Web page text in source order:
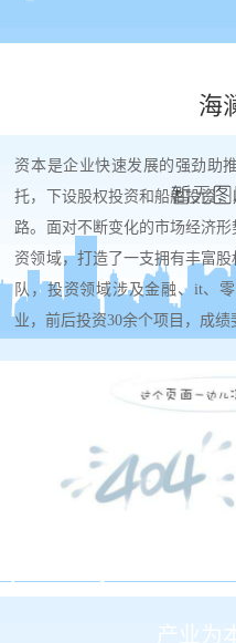
海
资本是企业快速发展的强劲助
托，下设股权投资和船舶投资
路。面对不断变化的市场经济
资领域，打造了一支拥有丰富
队，投资领域涉及金融、it、
业，前后投资30余个项目，成绩
产业为